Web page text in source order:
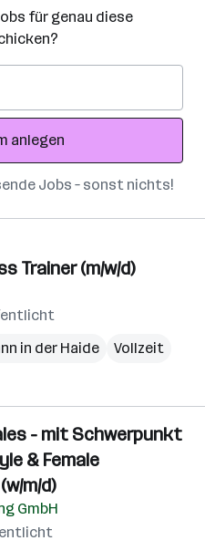
für genau diese
anlegen
Jobs – sonst nichts!
Trainer (m/w/d)
in der Haide Vollzeit
- mit Schwerpunkt
& Female
m/d)
GmbH